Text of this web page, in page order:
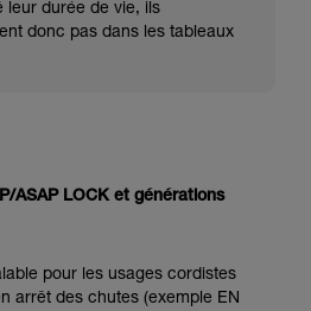
leur durée de vie, ils
donc pas dans les tableaux
ASAP LOCK et générations
pour les usages cordistes
arrêt des chutes (exemple EN